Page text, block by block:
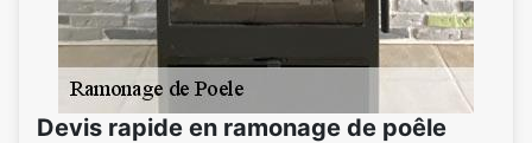
Devis rapide en ramonage de poêle